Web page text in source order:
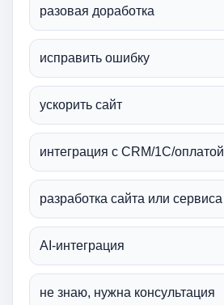
разовая доработка
исправить ошибку
ускорить сайт
интеграция с CRM/1С/оплатой
разработка сайта или сервиса
AI-интеграция
не знаю, нужна консультация